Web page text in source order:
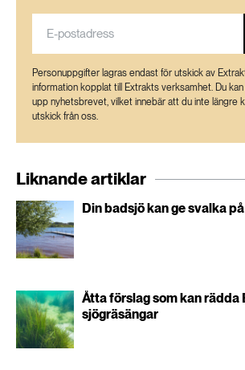
Personuppgifter lagras endast för utskick av
information kopplat till Extrakts verksamhet. Du
upp nyhetsbrevet, vilket innebär att du inte längre
utskick från oss.
Liknande artiklar
Din badsjö kan ge svalka
Åtta förslag som kan rädda
sjögräsängar